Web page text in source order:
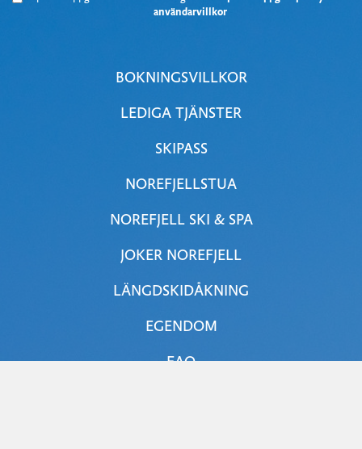
användarvillkor
BOKNINGSVILLKOR
LEDIGA TJÄNSTER
SKIPASS
NOREFJELLSTUA
NOREFJELL SKI & SPA
JOKER NOREFJELL
LÄNGDSKIDÅKNING
EGENDOM
FAQ